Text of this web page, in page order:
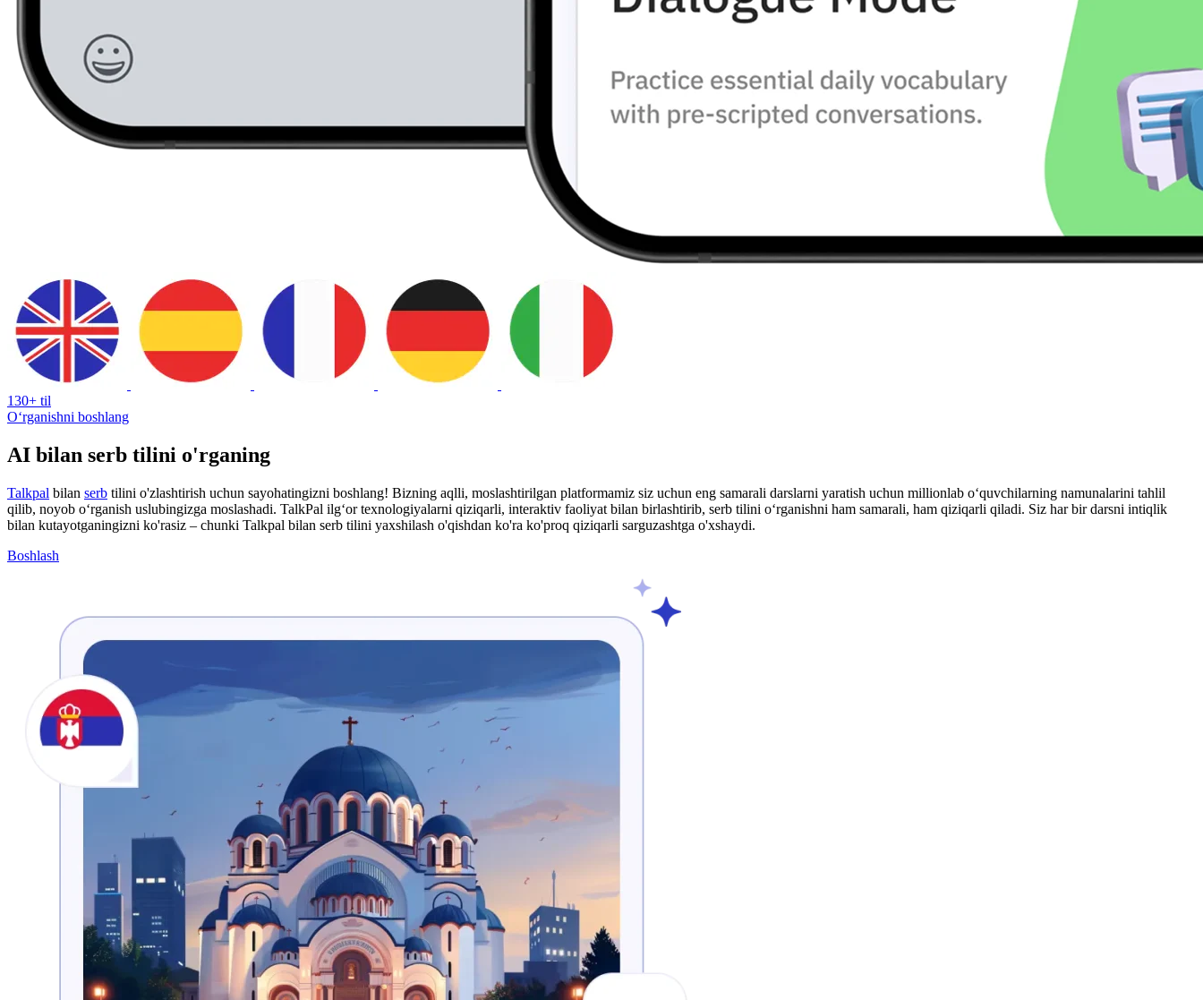
130+ til
Oʻrganishni boshlang
AI bilan serb tilini o'rganing
Talkpal bilan serb tilini o'zlashtirish uchun sayohatingizni boshlang! Bizning aqlli, moslashtirilgan platformamiz siz uchun eng samarali darslarni yaratish uchun millionlab o‘quvchilarning namunalarini tahlil
qilib, noyob o‘rganish uslubingizga moslashadi. TalkPal ilg‘or texnologiyalarni qiziqarli, interaktiv faoliyat bilan birlashtirib, serb tilini o‘rganishni ham samarali, ham qiziqarli qiladi. Siz har bir darsni intiqlik
bilan kutayotganingizni ko'rasiz – chunki Talkpal bilan serb tilini yaxshilash o'qishdan ko'ra ko'proq qiziqarli sarguzashtga o'xshaydi.
Boshlash